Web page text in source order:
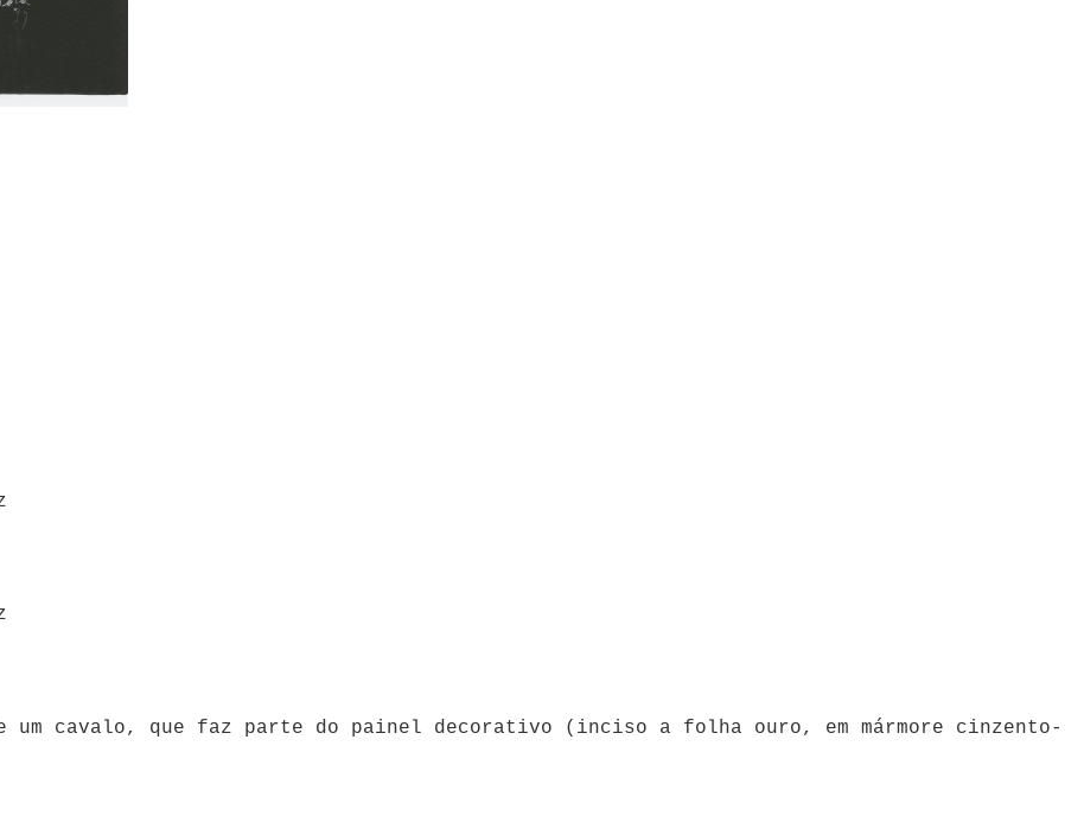
um cavalo, que faz parte do painel decorativo (inciso a folha ouro, em mármore cinzento-